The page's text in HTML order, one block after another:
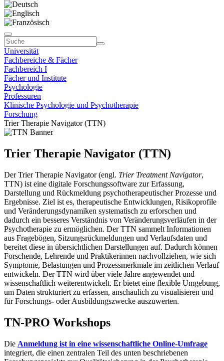
Universität
Fachbereiche & Fächer
Fachbereich I
Fächer und Institute
Psychologie
Professuren
Klinische Psychologie und Psychotherapie
Forschung
Trier Therapie Navigator (TTN)
Trier Therapie Navigator (TTN)
Der Trier Therapie Navigator (engl. Trier Treatment Navigator,
TTN) ist eine digitale Forschungssoftware zur Erfassung,
Darstellung und Rückmeldung psychotherapeutischer Prozesse und
Ergebnisse. Ziel ist es, therapeutische Entwicklungen, Risikoprofile
und Veränderungsdynamiken systematisch zu erforschen und
dadurch ein besseres Verständnis von Veränderungsverläufen in der
Psychotherapie zu ermöglichen. Der TTN sammelt Informationen
aus Fragebögen, Sitzungsrückmeldungen und Verlaufsdaten und
bereitet diese in übersichtlichen Darstellungen auf. Dadurch können
Forschende, Lehrende und Praktikerinnen nachvollziehen, wie sich
Symptome, Belastungen und Prozessmerkmale im zeitlichen Verlauf
entwickeln. Der TTN wird über viele Jahre angewendet und
wissenschaftlich weiterentwickelt. Er bietet eine flexible Umgebung,
um Daten strukturiert zu erfassen, anschaulich zu visualisieren und
für Forschungs- oder Ausbildungszwecke auszuwerten.
TN-PRO Workshops
Die Anmeldung ist in eine wissenschaftliche Online-Umfrage
integriert, die einen zentralen Teil des unten beschriebenen